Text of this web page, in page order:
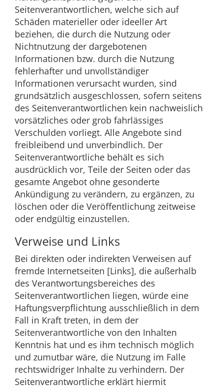
Seitenverantwortlichen, welche sich auf
Schäden materieller oder ideeller Art
beziehen, die durch die Nutzung oder
Nichtnutzung der dargebotenen
Informationen bzw. durch die Nutzung
fehlerhafter und unvollständiger
Informationen verursacht wurden, sind
grundsätzlich ausgeschlossen, sofern seitens
des Seitenverantwortlichen kein nachweislich
vorsätzliches oder grob fahrlässiges
Verschulden vorliegt. Alle Angebote sind
freibleibend und unverbindlich. Der
Seitenverantwortliche behält es sich
ausdrücklich vor, Teile der Seiten oder das
gesamte Angebot ohne gesonderte
Ankündigung zu verändern, zu ergänzen, zu
löschen oder die Veröffentlichung zeitweise
oder endgültig einzustellen.
Verweise und Links
Bei direkten oder indirekten Verweisen auf
fremde Internetseiten [Links], die außerhalb
des Verantwortungsbereiches des
Seitenverantwortlichen liegen, würde eine
Haftungsverpflichtung ausschließlich in dem
Fall in Kraft treten, in dem der
Seitenverantwortliche von den Inhalten
Kenntnis hat und es ihm technisch möglich
und zumutbar wäre, die Nutzung im Falle
rechtswidriger Inhalte zu verhindern. Der
Seitenverantwortliche erklärt hiermit